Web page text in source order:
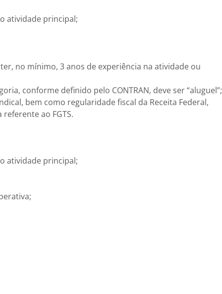
atividade principal;
no mínimo, 3 anos de experiência na atividade ou
conforme definido pelo CONTRAN, deve ser “aluguel”;
bem como regularidade fiscal da Receita Federal,
ao FGTS.
atividade principal;